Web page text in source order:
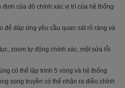
của độ chính xác vị trí của hệ thống
để đáp ứng yêu cầu quan sát rõ ràng và
zoom tự động chính xác, một sửa lỗi
có thể lập trình 5 vòng và hệ thống
song truyền có thể nhận ra điều chỉnh